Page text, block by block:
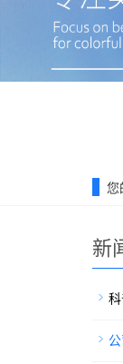
您
新